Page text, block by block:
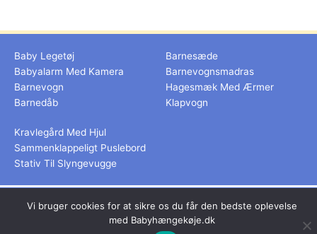
Baby Legetøj
Babyalarm Med Kamera
Barnevogn
Barnedåb
Barnesæde
Barnevognsmadras
Hagesmæk Med Ærmer
Klapvogn
Kravlegård Med Hjul
Sammenklappeligt Puslebord
Stativ Til Slyngevugge
Hotel, Grandstand, 6th floor, Nad Al Sheba | Dubai | UAE
Copyright © 2026 Babyhængekøje | All rights reserved
Vi bruger cookies for at sikre os du får den bedste oplevelse
med Babyhængekøje.dk